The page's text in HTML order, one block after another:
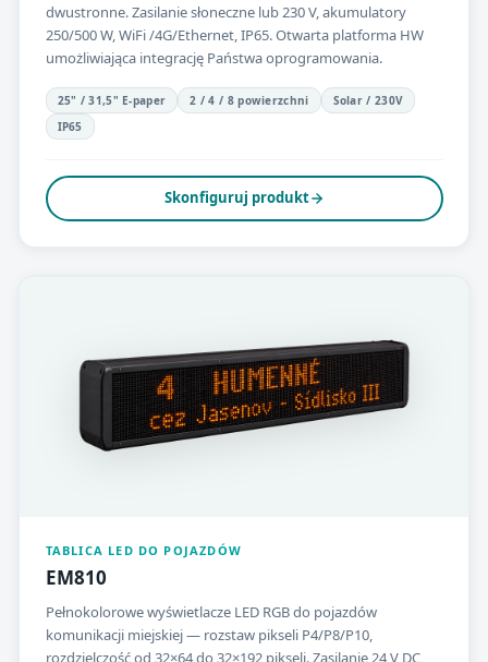
dwustronne. Zasilanie słoneczne lub 230 V, akumulatory
250/500 W, WiFi /4G/Ethernet, IP65. Otwarta platforma HW
umożliwiająca integrację Państwa oprogramowania.
25" / 31,5" E-paper 2 / 4 / 8 powierzchni
Solar / 230V
IP65
Skonfiguruj produkt
TABLICA LED DO POJAZDÓW
EM810
Pełnokolorowe wyświetlacze LED RGB do pojazdów
komunikacji miejskiej — rozstaw pikseli P4/P8/P10,
rozdzielczość od 32×64 do 32×192 pikseli. Zasilanie 24 V DC,